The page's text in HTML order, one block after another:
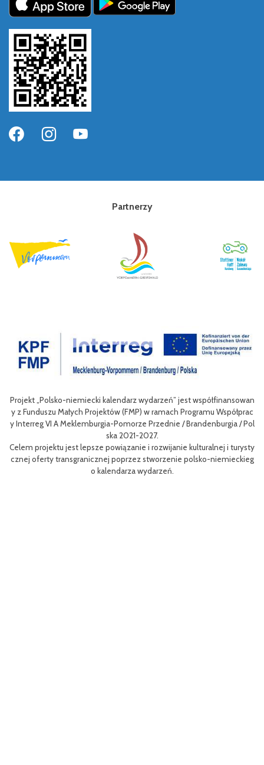
Partnerzy
„Polsko-niemiecki kalendarz wydarzeń” jest współfinansowan
Funduszu Małych Projektów (FMP) w ramach Programu Współprac
VI A Meklemburgia-Pomorze Przednie / Brandenburgia / Pol
ska 2021-2027.
projektu jest lepsze powiązanie i rozwijanie kulturalnej i turysty
oferty transgranicznej poprzez stworzenie polsko-niemieckieg
o kalendarza wydarzeń.
nie
niej
m